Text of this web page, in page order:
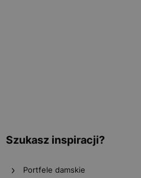
Szukasz inspiracji?
Portfele damskie